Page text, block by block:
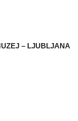
– LJUBLJANA